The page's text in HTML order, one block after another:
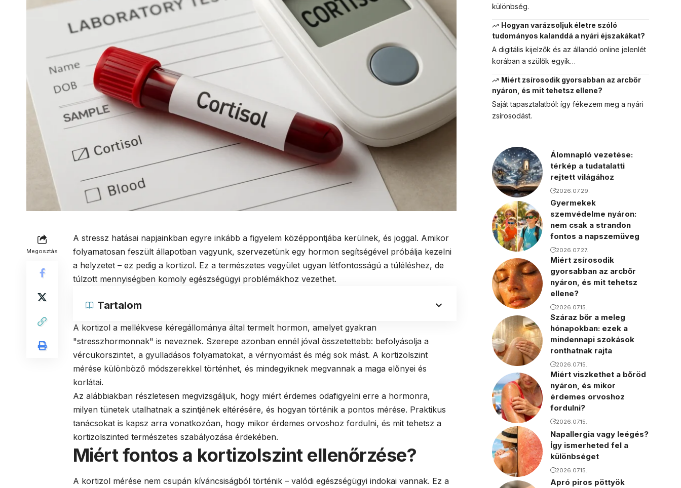
Megosztás
A stressz hatásai napjainkban egyre inkább a figyelem középpontjába kerülnek, és joggal. Amikor
folyamatosan feszült állapotban vagyunk, szervezetünk egy hormon segítségével próbálja kezelni
a helyzetet – ez pedig a kortizol. Ez a természetes vegyület ugyan létfontosságú a túléléshez, de
túlzott mennyiségben komoly egészségügyi problémákhoz vezethet.
Tartalom
A kortizol a mellékvese kéregállománya által termelt hormon, amelyet gyakran
"stresszhormonnak" is neveznek. Szerepe azonban ennél jóval összetettebb: befolyásolja a
vércukorszintet, a gyulladásos folyamatokat, a vérnyomást és még sok mást. A kortizolszint
mérése különböző módszerekkel történhet, és mindegyiknek megvannak a maga előnyei és
korlátai.
Az alábbiakban részletesen megvizsgáljuk, hogy miért érdemes odafigyelni erre a hormonra,
milyen tünetek utalhatnak a szintjének eltérésére, és hogyan történik a pontos mérése. Praktikus
tanácsokat is kapsz arra vonatkozóan, hogy mikor érdemes orvoshoz fordulni, és mit tehetsz a
kortizolszinted természetes szabályozása érdekében.
Miért fontos a kortizolszint ellenőrzése?
A kortizol mérése nem csupán kíváncsiságból történik – valódi egészségügyi indokai vannak. Ez a
különbség.
Hogyan varázsoljuk életre szóló
tudományos kalanddá a nyári éjszakákat?
A digitális kijelzők és az állandó online jelenlét
korában a szülők egyik…
Miért zsírosodik gyorsabban az arcbőr
nyáron, és mit tehetsz ellene?
Saját tapasztalatból: így fékezem meg a nyári
zsírosodást.
Álomnapló vezetése:
térkép a tudatalatti
rejtett világához
2026.07.29.
Gyermekek
szemvédelme nyáron:
nem csak a strandon
fontos a napszemüveg
2026.07.27.
Miért zsírosodik
gyorsabban az arcbőr
nyáron, és mit tehetsz
ellene?
2026.07.15.
Száraz bőr a meleg
hónapokban: ezek a
mindennapi szokások
ronthatnak rajta
2026.07.15.
Miért viszkethet a bőröd
nyáron, és mikor
érdemes orvoshoz
fordulni?
2026.07.15.
Napallergia vagy leégés?
Így ismerheted fel a
különbséget
2026.07.15.
Apró piros pöttyök